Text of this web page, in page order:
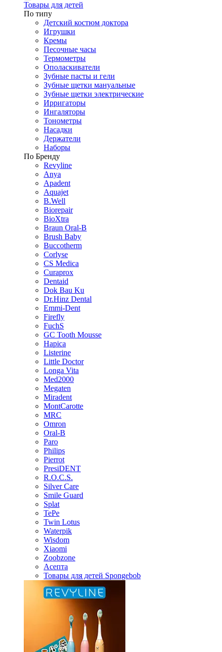
Товары для детей
По типу
Детский костюм доктора
Игрушки
Кремы
Песочные часы
Термометры
Ополаскиватели
Зубные пасты и гели
Зубные щетки мануальные
Зубные щетки электрические
Ирригаторы
Ингаляторы
Тонометры
Насадки
Держатели
Наборы
По Бренду
Revyline
Anya
Apadent
Aquajet
B.Well
Biorepair
BioXtra
Braun Oral-B
Brush Baby
Buccotherm
Corlyse
CS Medica
Curaprox
Dentaid
Dok Bau Ku
Dr.Hinz Dental
Emmi-Dent
Firefly
FuchS
GC Tooth Mousse
Hapica
Listerine
Little Doctor
Longa Vita
Med2000
Megaten
Miradent
MontCarotte
MRC
Omron
Oral-B
Paro
Philips
Pierrot
PresiDENT
R.O.C.S.
Silver Care
Smile Guard
Splat
TePe
Twin Lotus
Waterpik
Wisdom
Xiaomi
Zoobzone
Асепта
Товары для детей Spongebob